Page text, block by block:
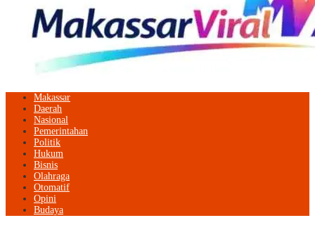
Makassar
Daerah
Nasional
Pemerintahan
Politik
Hukum
Bisnis
Olahraga
Otomatif
Opini
Budaya